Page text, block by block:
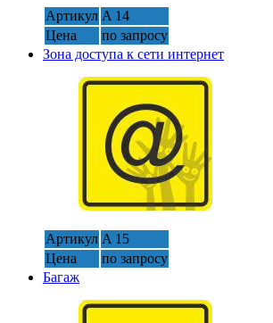
Артикул A 14
Цена
по запросу
Зона доступа к сети интернет
Артикул A 15
Цена
по запросу
Багаж